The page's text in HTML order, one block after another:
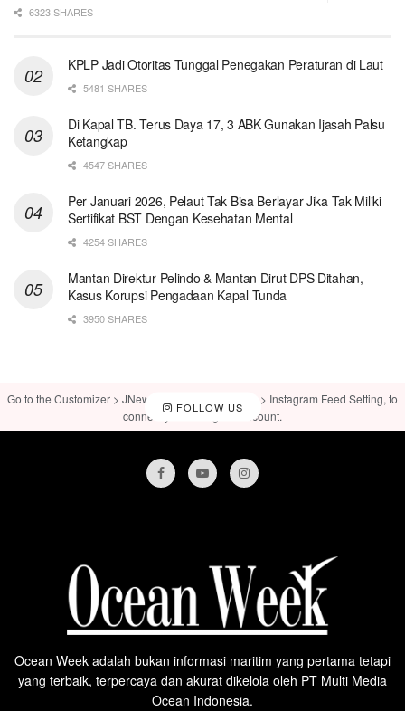
6323 SHARES
KPLP Jadi Otoritas Tunggal Penegakan Peraturan di Laut
5481 SHARES
Di Kapal TB. Terus Daya 17, 3 ABK Gunakan Ijasah Palsu
Ketangkap
4547 SHARES
Per Januari 2026, Pelaut Tak Bisa Berlayar Jika Tak Miliki
Sertifikat BST Dengan Kesehatan Mental
4254 SHARES
Mantan Direktur Pelindo & Mantan Dirut DPS Ditahan,
Kasus Korupsi Pengadaan Kapal Tunda
3950 SHARES
FOLLOW US
Go to the Customizer > JNews : Social, Like & View > Instagram Feed Setting, to
connect your Instagram account.
Ocean Week adalah bukan informasi maritim yang pertama tetapi
yang terbaik, terpercaya dan akurat dikelola oleh PT Multi Media
Ocean Indonesia.